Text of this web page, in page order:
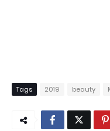
Tags 2019 beauty